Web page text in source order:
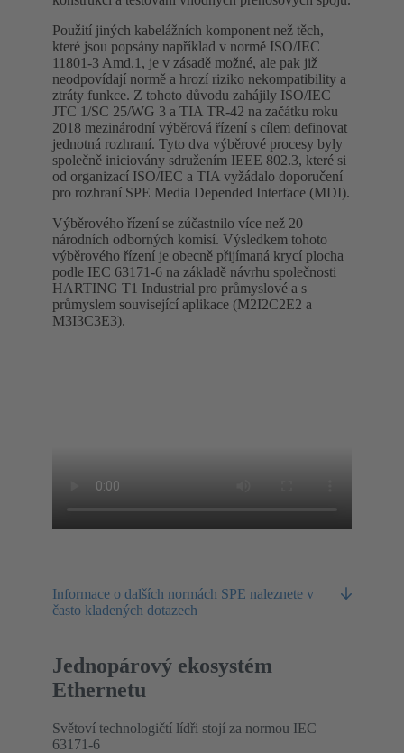
Použití jiných kabelážních komponent než těch,
které jsou popsány například v normě ISO/IEC
11801-3 Amd.1, je v zásadě možné, ale pak již
neodpovídají normě a hrozí riziko nekompatibility a
ztráty funkce. Z tohoto důvodu zahájily ISO/IEC
JTC 1/SC 25/WG 3 a TIA TR-42 na začátku roku
2018 mezinárodní výběrová řízení s cílem definovat
jednotná rozhraní. Tyto dva výběrové procesy byly
společně iniciovány sdružením IEEE 802.3, které si
od organizací ISO/IEC a TIA vyžádalo doporučení
pro rozhraní SPE Media Depended Interface (MDI).
Výběrového řízení se zúčastnilo více než 20
národních odborných komisí. Výsledkem tohoto
výběrového řízení je obecně přijímaná krycí plocha
podle IEC 63171-6 na základě návrhu společnosti
HARTING T1 Industrial pro průmyslové a s
průmyslem související aplikace (M2I2C2E2 a
M3I3C3E3).
Informace o dalších normách SPE naleznete v
často kladených dotazech
Jednopárový ekosystém
Ethernetu
Světoví technologičtí lídři stojí za normou IEC
63171-6